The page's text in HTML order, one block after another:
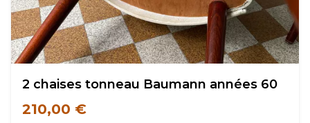
2 chaises tonneau Baumann années 60
210,00 €